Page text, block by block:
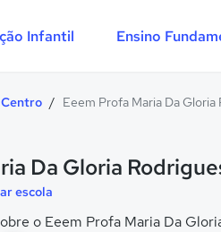
Infantil Ensino
Centro / Eeem Profa Maria Da Gloria
Da Gloria
escola
o Eeem Profa Maria Da